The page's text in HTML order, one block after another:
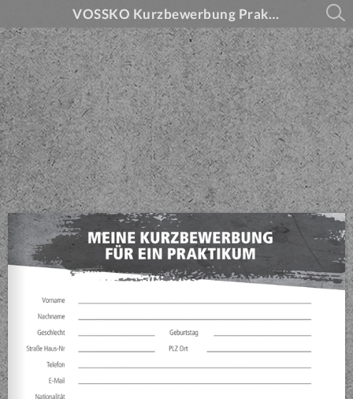
VOSSKO Kurzbewerbung Praktikum